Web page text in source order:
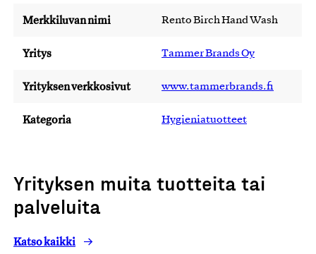
Merkkiluvan nimi Rento Birch Hand Wash
Yritys Tammer Brands Oy
Yrityksen verkkosivut www.tammerbrands.fi
Kategoria Hygieniatuotteet
Yrityksen muita tuotteita tai
palveluita
Katso kaikki